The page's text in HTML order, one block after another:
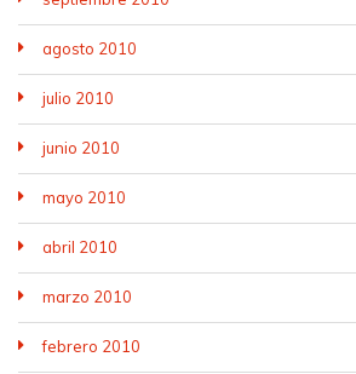
agosto 2010
julio 2010
junio 2010
mayo 2010
abril 2010
marzo 2010
febrero 2010